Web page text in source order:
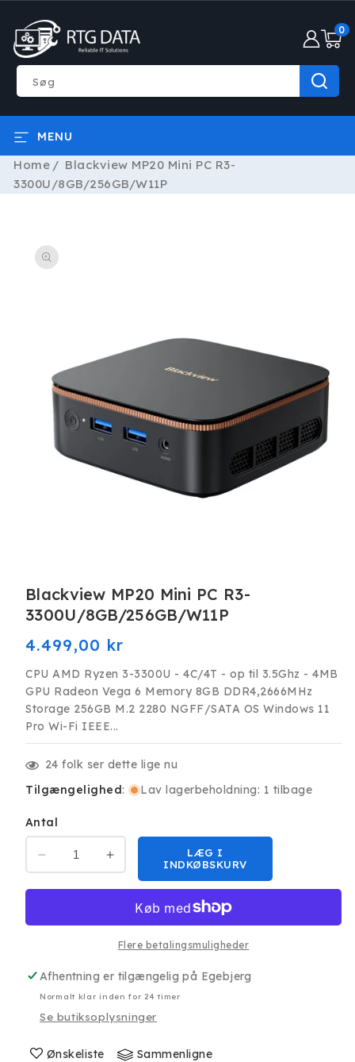
INDHOLD
Søg
0
varer
MENU
Home
Blackview MP20 Mini PC R3-
3300U/8GB/256GB/W11P
1
modus
Blackview MP20 Mini PC R3-
3300U/8GB/256GB/W11P
Normalpris
4.499,00 kr
CPU AMD Ryzen 3-3300U - 4C/4T - op til 3.5Ghz - 4MB
GPU Radeon Vega 6 Memory 8GB DDR4,2666MHz
Storage 256GB M.2 2280 NGFF/SATA OS Windows 11
Pro Wi-Fi IEEE...
24 folk ser dette lige nu
Tilgængelighed: Lav lagerbeholdning: 1 tilbage
Antal
Reducer
antallet
MP20
R3-
3300U/8GB/256GB/W11P
Øg
antallet
Blackview
MP20
Mini
R3-
3300U/8GB/256GB/W11P
LÆG I
INDKØBSKURV
Flere betalingsmuligheder
Afhentning er tilgængelig på Egebjerg
Normalt klar inden for 24 timer
Se butiksoplysninger
Ønskeliste Sammenligne